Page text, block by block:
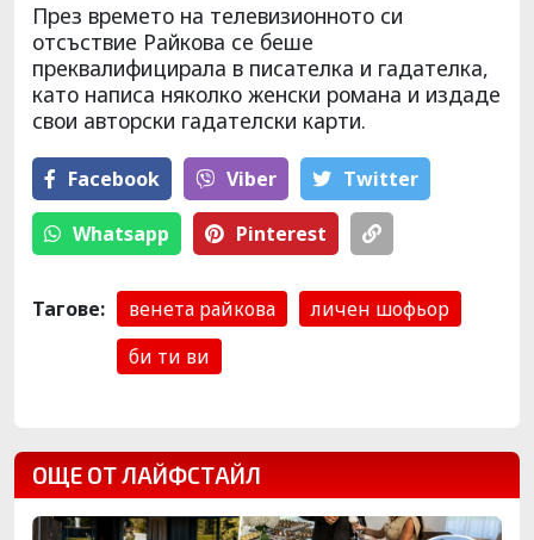
През времето на телевизионното си
отсъствие Райкова се беше
преквалифицирала в писателка и гадателка,
като написа няколко женски романа и издаде
свои авторски гадателски карти.
Facebook Viber Тwitter
Whatsapp Pinterest
Тагове: венета райкова
личен шофьор
би ти ви
ОЩЕ ОТ ЛАЙФСТАЙЛ